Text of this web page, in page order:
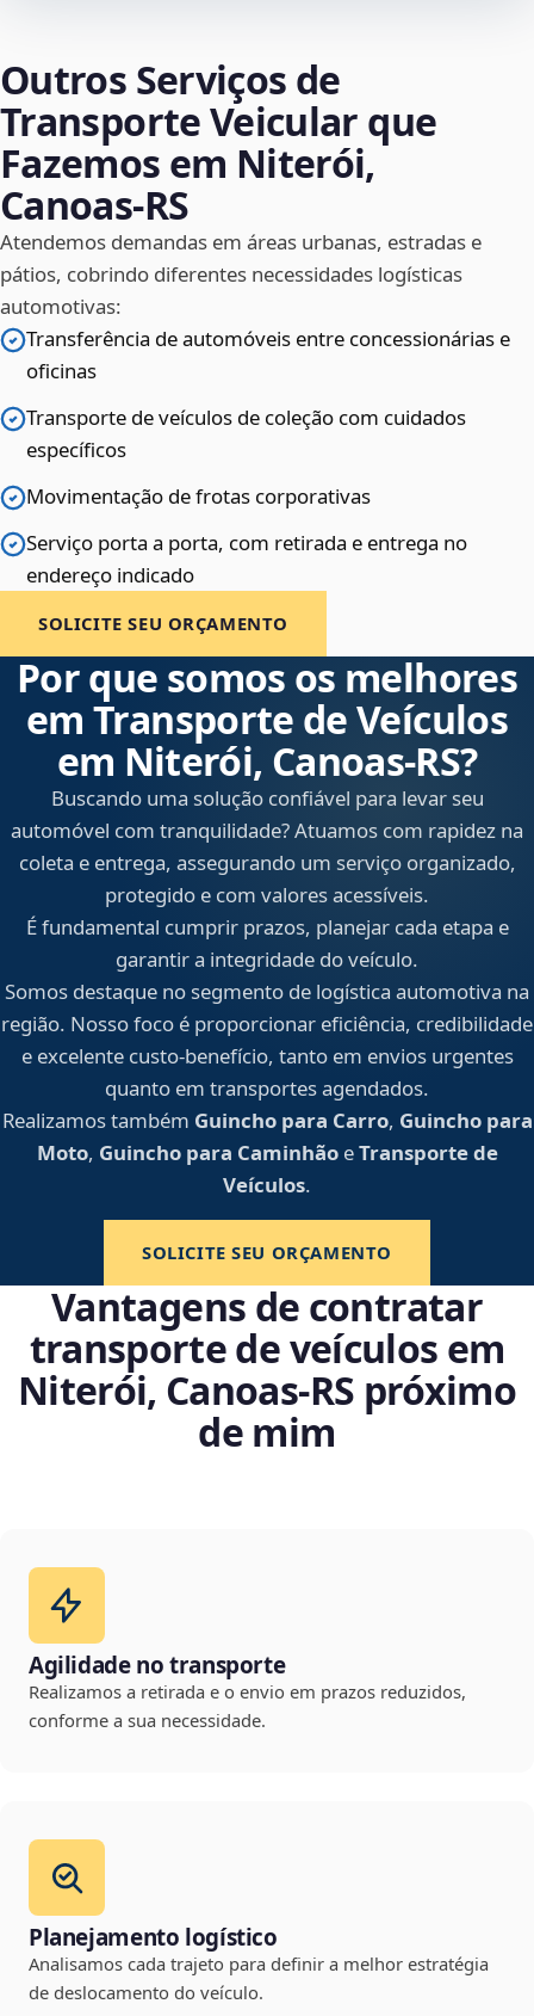
Outros Serviços de
Transporte Veicular que
Fazemos em Niterói,
Canoas‑RS
Atendemos demandas em áreas urbanas, estradas e
pátios, cobrindo diferentes necessidades logísticas
automotivas:
Transferência de automóveis entre concessionárias e
oficinas
Transporte de veículos de coleção com cuidados
específicos
Movimentação de frotas corporativas
Serviço porta a porta, com retirada e entrega no
endereço indicado
SOLICITE SEU ORÇAMENTO
Por que somos os melhores
em Transporte de Veículos
em Niterói, Canoas‑RS?
Buscando uma solução confiável para levar seu
automóvel com tranquilidade? Atuamos com rapidez na
coleta e entrega, assegurando um serviço organizado,
protegido e com valores acessíveis.
É fundamental cumprir prazos, planejar cada etapa e
garantir a integridade do veículo.
Somos destaque no segmento de logística automotiva na
região. Nosso foco é proporcionar eficiência, credibilidade
e excelente custo-benefício, tanto em envios urgentes
quanto em transportes agendados.
Realizamos também Guincho para Carro, Guincho para
Moto, Guincho para CaminhãoeTransporte de
Veículos.
SOLICITE SEU ORÇAMENTO
Vantagens de contratar
transporte de veículos em
Niterói, Canoas‑RS próximo
de mim
Agilidade no transporte
Realizamos a retirada e o envio em prazos reduzidos,
conforme a sua necessidade.
Planejamento logístico
Analisamos cada trajeto para definir a melhor estratégia
de deslocamento do veículo.